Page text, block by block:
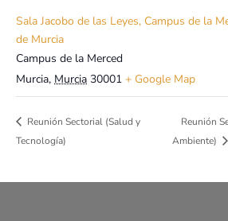
Sala Jacobo de las Leyes, Campus de la
de Murcia
Campus de la Merced
Murcia, Murcia 30001 + Google Map
Reunión Sectorial (Salud y
Tecnología)
Reunión
Ambiente)